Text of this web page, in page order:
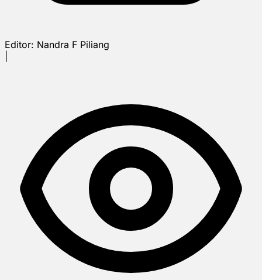
Editor: Nandra F Piliang